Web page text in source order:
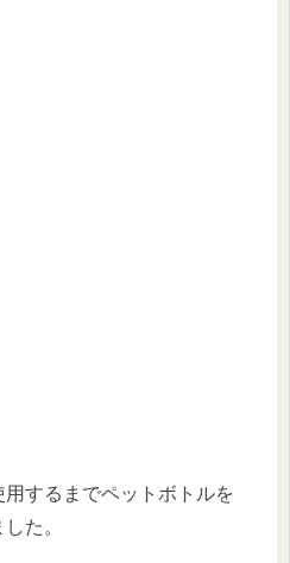
するまでペットボトルを
た。